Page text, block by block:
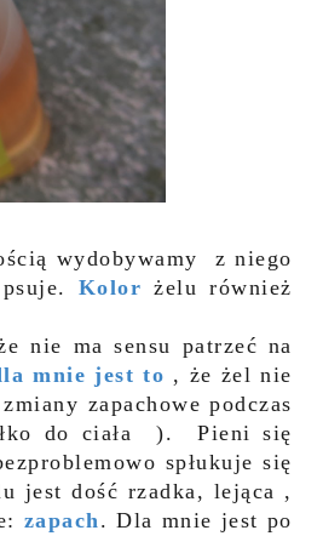
wydobywamy z niego
Kolor żelu również
nie ma sensu patrzeć na
mnie jest to , że żel nie
zapachowe podczas
do ciała ). Pieni się
spłukuje się
jest dość rzadka, lejąca ,
zapach. Dla mnie jest po